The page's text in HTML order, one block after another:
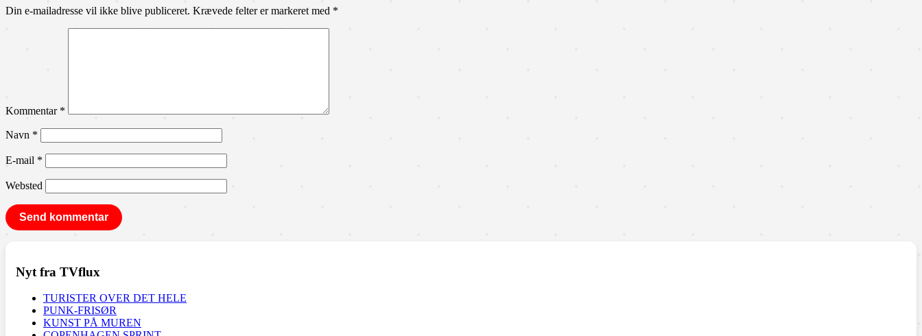
Din e-mailadresse vil ikke blive publiceret. Krævede felter er markeret med *
Kommentar *
Navn *
E-mail *
Websted
Nyt fra TVflux
TURISTER OVER DET HELE
PUNK-FRISØR
KUNST PÅ MUREN